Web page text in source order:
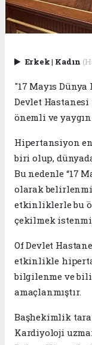
Erkek| Kadın
"17 Mayıs
Devlet
önemli ve
Hipertansiyon
biri olup,
Bu nedenle “17
olarak
etkinliklerle bu
çekilmek
Of Devlet
etkinlikle
bilgilenme ve
amaçlanmıştır.
Başhekimlik
Kardiyoloji